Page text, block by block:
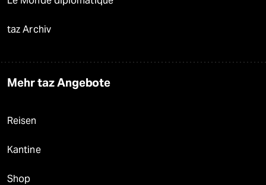
taz Archiv
Mehr taz Angebote
Reisen
Kantine
Shop